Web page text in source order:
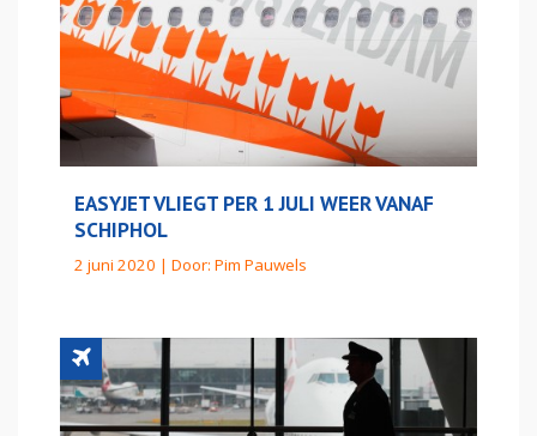
EASYJET VLIEGT PER 1 JULI WEER VANAF
SCHIPHOL
2 juni 2020 | Door: Pim Pauwels